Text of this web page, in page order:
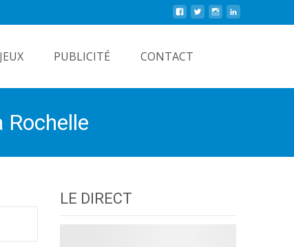
JEUX PUBLICITÉ CONTACT
LE DIRECT